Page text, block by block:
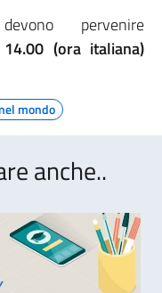
pervenire
(ora italiana)
mondo
anche..